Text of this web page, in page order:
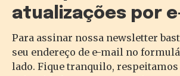
atualizações por
Para assinar nossa newsletter
seu endereço de e-mail no
lado. Fique tranquilo, respeitamos